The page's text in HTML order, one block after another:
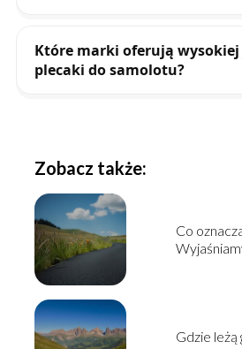
Które marki oferują wysokiej
plecaki do samolotu?
Zobacz także:
Co
Gdzie